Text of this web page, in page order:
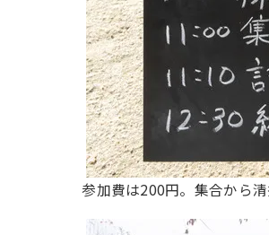
参加費は200円。集合から